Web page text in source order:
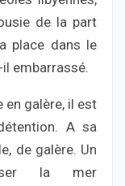
de la part
place dans le
embarrassé.
en galère, il est
A sa
de galère. Un
la mer